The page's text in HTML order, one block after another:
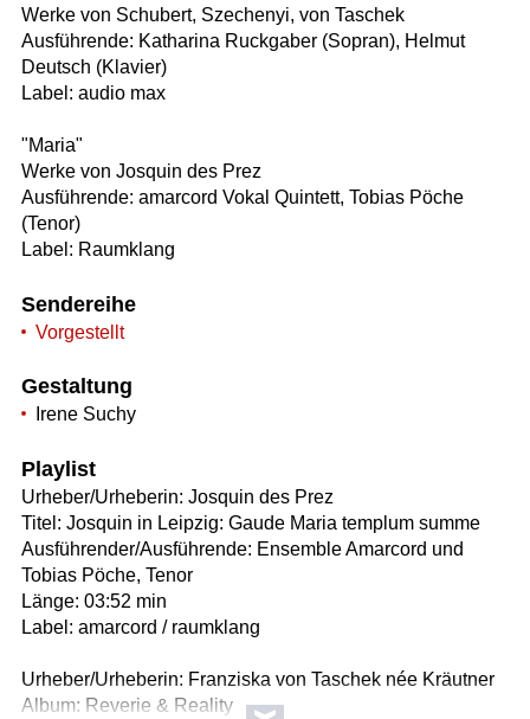
Werke von Schubert, Szechenyi, von Taschek
Ausführende: Katharina Ruckgaber (Sopran), Helmut
Deutsch (Klavier)
Label: audio max
"Maria"
Werke von Josquin des Prez
Ausführende: amarcord Vokal Quintett, Tobias Pöche
(Tenor)
Label: Raumklang
Sendereihe
Vorgestellt
Gestaltung
Irene Suchy
Playlist
Urheber/Urheberin: Josquin des Prez
Titel: Josquin in Leipzig: Gaude Maria templum summe
Ausführender/Ausführende: Ensemble Amarcord und
Tobias Pöche, Tenor
Länge: 03:52 min
Label: amarcord / raumklang
Urheber/Urheberin: Franziska von Taschek née Kräutner
Album: Reverie & Reality